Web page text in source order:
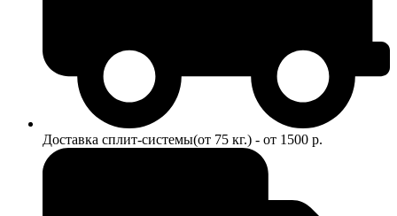
Доставка сплит-системы(от 75 кг.) - от 1500 р.